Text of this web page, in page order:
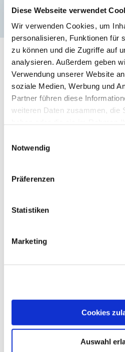
Diese Webseite verwendet
Wir verwenden Cookies, um
personalisieren, Funktionen für
zu können und die Zugriffe auf
analysieren. Außerdem geben
Verwendung unserer Website
soziale Medien, Werbung und
Partner führen diese
weiteren Daten zusammen, die
Notwendig
Präferenzen
Statistiken
Marketing
Cookies
Auswahl
AKTUELLES
Fußball-Feeling in Aachen
Mannschaften beim legendären
Elektrotechnik und
Pokal.
News lesen
Richtlinien 15. Juli 2026